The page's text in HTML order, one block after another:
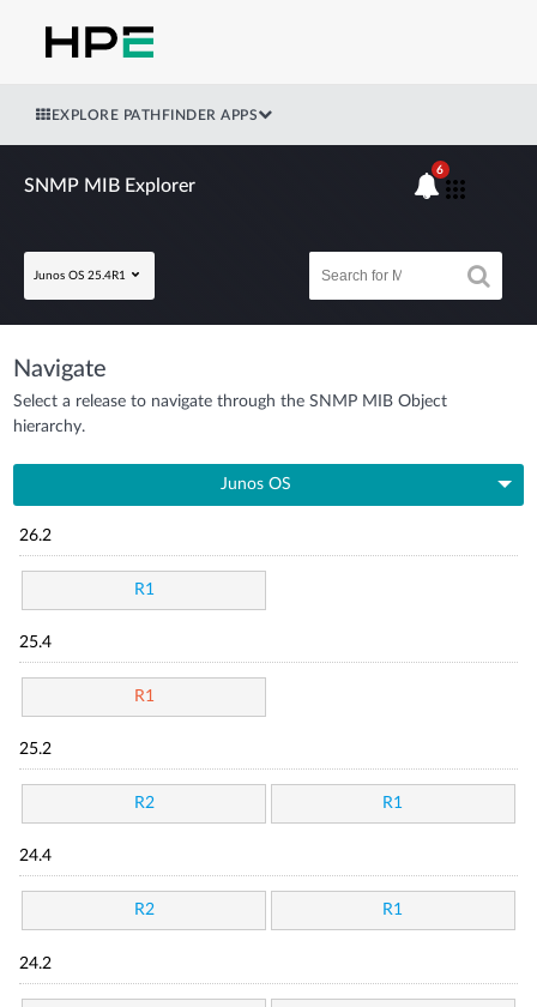
EXPLORE PATHFINDER APPS
SNMP MIB Explorer
Junos OS 25.4R1
6
Navigate
Select a release to navigate through the SNMP MIB Object
hierarchy.
Junos OS
26.2
R1
25.4
R1
25.2
R2 R1
24.4
R2 R1
24.2